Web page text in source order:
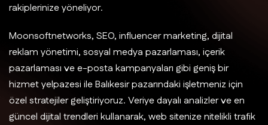
rakiplerinize yöneliyor.
Moonsoftnetworks, SEO, influencer marketing, dijital
reklam yönetimi, sosyal medya pazarlaması, içerik
pazarlaması ve e-posta kampanyaları gibi geniş bir
hizmet yelpazesi ile Balıkesir pazarındaki işletmeniz için
özel stratejiler geliştiriyoruz. Veriye dayalı analizler ve en
güncel dijital trendleri kullanarak, web sitenize nitelikli trafik